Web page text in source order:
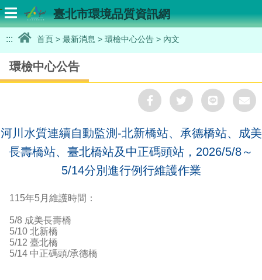
選
單
Menu
臺北市環境品質資訊網
::: 首頁 > 最新消息 > 環檢中心公告 > 內文
環檢中心公告
享
Facebook
享
Twitter
享
LINE
河川水質連續自動監測-北新橋站、承德橋站、成美
長壽橋站、臺北橋站及中正碼頭站，2026/5/8～
5/14分別進行例行維護作業
115年5月維護時間：
5/8 成美長壽橋
5/10 北新橋
5/12 臺北橋
5/14 中正碼頭/承德橋